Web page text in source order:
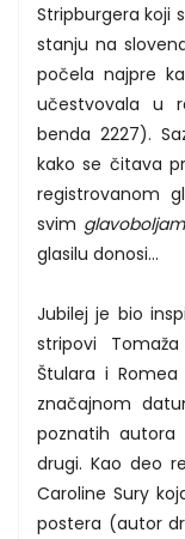
Stripburgera koji
stanju na
počela najpre
učestvovala u
benda 2227).
kako se čitava
registrovanom
svim
glasilu donosi...
Jubilej je bio
stripovi
Štulara i
značajnom
poznatih autora
drugi. Kao deo
Caroline Sury
postera (autor